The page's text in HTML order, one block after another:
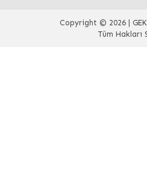
Copyright © 2026 |
Tüm Hakları